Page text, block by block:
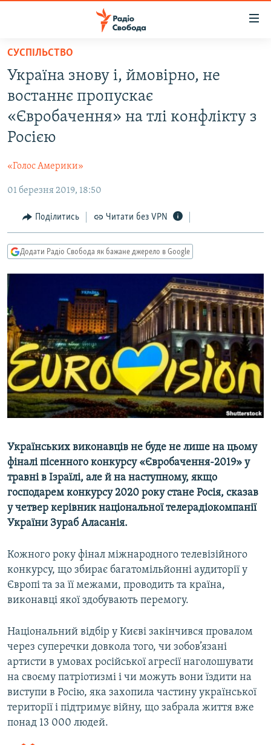
Перейти
основного
матеріалу
Перейти
до
основної
Перейти
до
ВСЕ ЗА ДОБУ
СТАТТІ
ПОЛІТИКА
СУСПІЛЬСТВО
КУЛЬТУРА
СПОРТ
СВІТ
ВІЙНА
ДОНБАС.РЕАЛІЇ
КРИМ.РЕАЛІЇ
ТИ ЯК?
КИТАЙ.ВИКЛИКИ
ФОТО
СПЕЦПРОЄКТИ
ПОДКАСТИ
КРИМ РЕАЛІЇ
РУС
УКР
КТАТ
ДОЛУЧАЙСЯ!
Усі сайти RFE/RL
СУСПІЛЬСТВО
Україна знову і, ймовірно, не
востаннє пропускає
«Євробачення» на тлі конфлікту з
Росією
«Голос Америки»
01 березня 2019, 18:50
Поділитись Читати без VPN
Додати Радіо Свобода як бажане джерело в Google
Українських виконавців не буде не лише на цьому
фіналі пісенного конкурсу «Євробачення-2019» у
травні в Ізраїлі, але й на наступному, якщо
господарем конкурсу 2020 року стане Росія, сказав
у четвер керівник національної телерадіокомпанії
України Зураб Аласанія.
Кожного року фінал міжнародного телевізійного
конкурсу, що збирає багатомільйонні аудиторії у
Європі та за її межами, проводить та країна,
виконавці якої здобувають перемогу.
Національний відбір у Києві закінчився провалом
через суперечки довкола того, чи зобов’язані
артисти в умовах російської агресії наголошувати
на своєму патріотизмі і чи можуть вони їздити на
виступи в Росію, яка захопила частину української
території і підтримує війну, що забрала життя вже
понад 13 000 людей.